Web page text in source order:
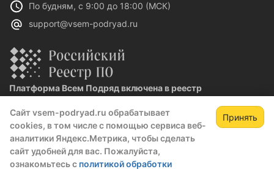
Сайт vsem-podryad.ru обрабатывает
cookies, в том числе с помощью сервиса веб-
аналитики Яндекс.Метрика, чтобы сделать
сайт удобней для вас. Пожалуйста,
ознакомьтесь с политикой обработки
Принять
По будням, с 9:00 до 18:00 (МСК)
support@vsem-podryad.ru
Платформа Всем Подряд включена в реестр
Реестровая запись №32021 от 06.02.2026
Политика конфиденциальности